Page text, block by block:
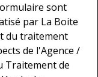
sont
par La Boite
du traitement
de l'Agence /
Traitement de